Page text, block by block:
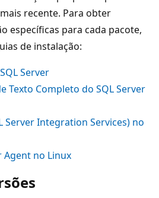
recente. Para obter
específicas para cada pacote,
de instalação:
Server
Texto Completo do SQL Server
Server Integration Services) no
Agent no Linux